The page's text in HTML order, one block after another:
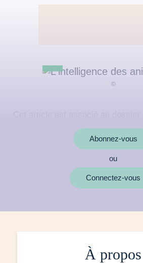
Abonnez-vous
ou
Connectez-vous
À propos